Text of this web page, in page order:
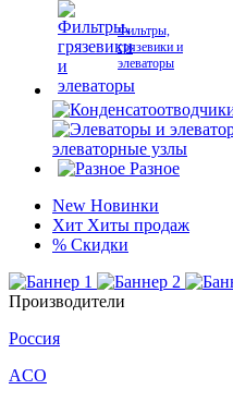
Фильтры,
грязевики и
элеваторы
элеваторные узлы
Разное
New Новинки
Хит Хиты продаж
% Скидки
Производители
Россия
ACO